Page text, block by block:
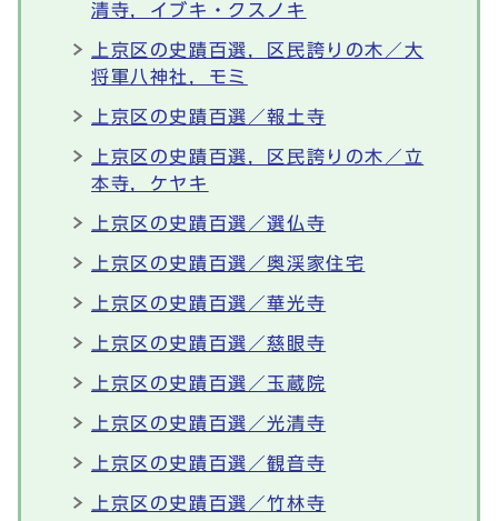
清寺，イブキ・クスノキ
上京区の史蹟百選，区民誇りの木／大
将軍八神社，モミ
上京区の史蹟百選／報土寺
上京区の史蹟百選，区民誇りの木／立
本寺，ケヤキ
上京区の史蹟百選／選仏寺
上京区の史蹟百選／奥渓家住宅
上京区の史蹟百選／華光寺
上京区の史蹟百選／慈眼寺
上京区の史蹟百選／玉蔵院
上京区の史蹟百選／光清寺
上京区の史蹟百選／観音寺
上京区の史蹟百選／竹林寺